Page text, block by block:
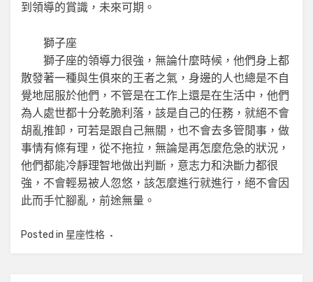
到領導的賞識，未來可期。
獅子座
獅子座的領導力很強，無論什麼時候，他們身上都
散發著一種與生俱來的王者之氣，身邊的人也總是不自
覺地屈服於他們，不管是在工作上還是在生活中，他們
為人處世都十分乾脆利落，該是自己的任務，就絕不會
胡亂推卸，可若是跟自己無關，也不會去多管閒事，做
事情有條有理，從不拖拉，無論是再怎麼危急的狀況，
他們都能冷靜理智地做出判斷，意志力和決斷力都很
強，不會輕易被人忽悠，該怎麼進行就進行，絕不會因
此而手忙腳亂，前途無量。
Posted in 星座性格